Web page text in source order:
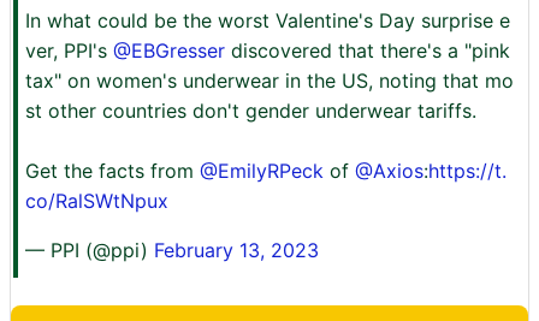
In what could be the worst Valentine's Day surprise e
ver, PPI's @EBGresser discovered that there's a "pink
tax" on women's underwear in the US, noting that mo
st other countries don't gender underwear tariffs.
Get the facts from @EmilyRPeck of @Axios:https://t.
co/RalSWtNpux
— PPI (@ppi) February 13, 2023